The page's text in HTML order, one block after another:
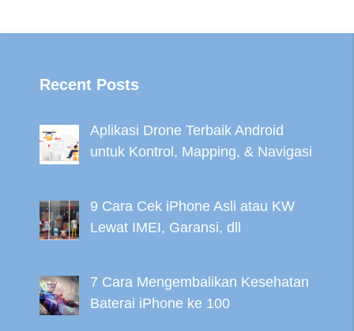
Recent Posts
Aplikasi Drone Terbaik Android
untuk Kontrol, Mapping, & Navigasi
9 Cara Cek iPhone Asli atau KW
Lewat IMEI, Garansi, dll
7 Cara Mengembalikan Kesehatan
Baterai iPhone ke 100